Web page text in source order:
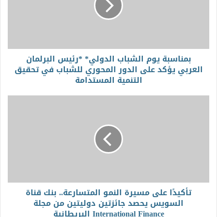
بمناسبة يوم الشباب الدولي* *رئيس البرلمان
العربي يؤكد على الدور المحوري للشباب في تحقيق
التنمية المستدامة
تأكيدًا على مسيرة النمو المتسارعة.. بنك قناة
السويس يحصد جائزتين دوليتين من مجلة
International Finance البريطانية